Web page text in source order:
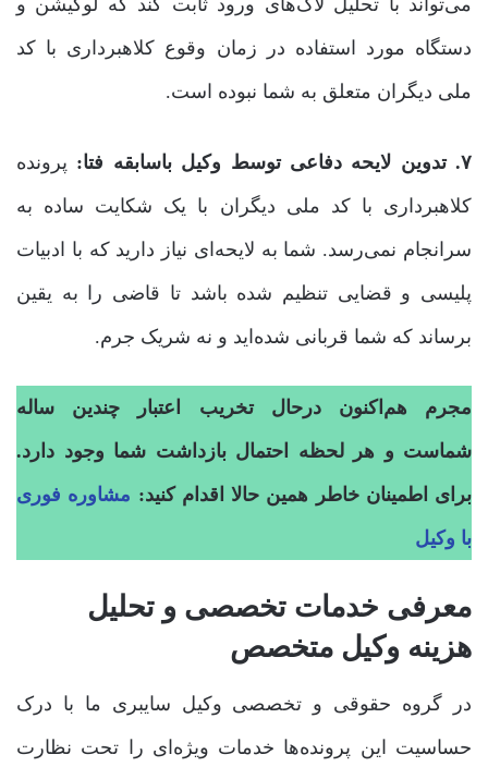
دستگاه مورد استفاده در زمان وقوع کلاهبرداری با کد
ملی دیگران متعلق به شما نبوده است.
۷. تدوین لایحه دفاعی توسط وکیل باسابقه فتا:
پرونده
کلاهبرداری با کد ملی دیگران با یک شکایت ساده به
سرانجام نمی‌رسد. شما به لایحه‌ای نیاز دارید که با ادبیات
پلیسی و قضایی تنظیم شده باشد تا قاضی را به یقین
برساند که شما قربانی شده‌اید و نه شریک جرم.
مجرم هم‌اکنون درحال تخریب اعتبار چندین ساله
شماست و هر لحظه احتمال بازداشت شما وجود دارد.
برای اطمینان خاطر همین حالا اقدام کنید: مشاوره فوری
با وکیل
معرفی خدمات تخصصی و تحلیل
هزینه وکیل متخصص
در گروه حقوقی و تخصصی وکیل سایبری ما با درک
حساسیت این پرونده‌ها خدمات ویژه‌ای را تحت نظارت